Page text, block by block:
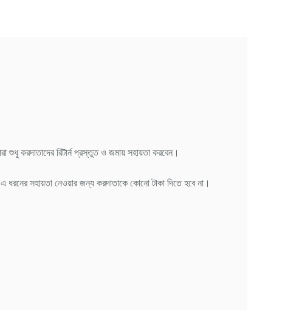
শুধু করদাতাদের রিটার্ন প্রস্তুত ও জমায় সহায়তা করবেন।
ধরনের সহায়তা নেওয়ার জন্য করদাতাকে কোনো টাকা দিতে হবে না।